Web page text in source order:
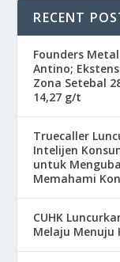
RECENT
Founders
Antino;
Zona Setebal
14,27 g/t
Truecaller
Intelijen
untuk
Memahami
CUHK
Melaju Menuju